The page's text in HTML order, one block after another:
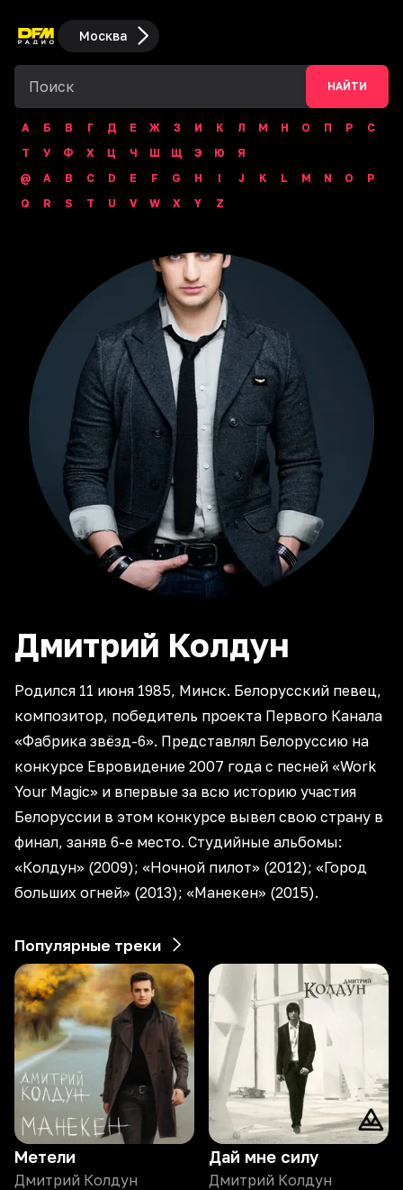
Москва
НАЙТИ
А Б В Г Д Е Ж З И К Л М Н О П Р
С
Т
У Ф Х Ц Ч Ш Щ Э Ю
Я
@
A B C D E F G H I J K L M N O
P
Q
R S T U V W X Y Z
Дмитрий Колдун
Родился 11 июня 1985, Минск. Белорусский певец,
композитор, победитель проекта Первого Канала
«Фабрика звёзд-6». Представлял Белоруссию на
конкурсе Евровидение 2007 года с песней «Work
Your Magic» и впервые за всю историю участия
Белоруссии в этом конкурсе вывел свою страну в
финал, заняв 6-е место. Студийные альбомы:
«Колдун» (2009); «Ночной пилот» (2012); «Город
больших огней» (2013); «Манекен» (2015).
Популярные треки
Метели
Дмитрий Колдун
Дай мне силу
Дмитрий Колдун